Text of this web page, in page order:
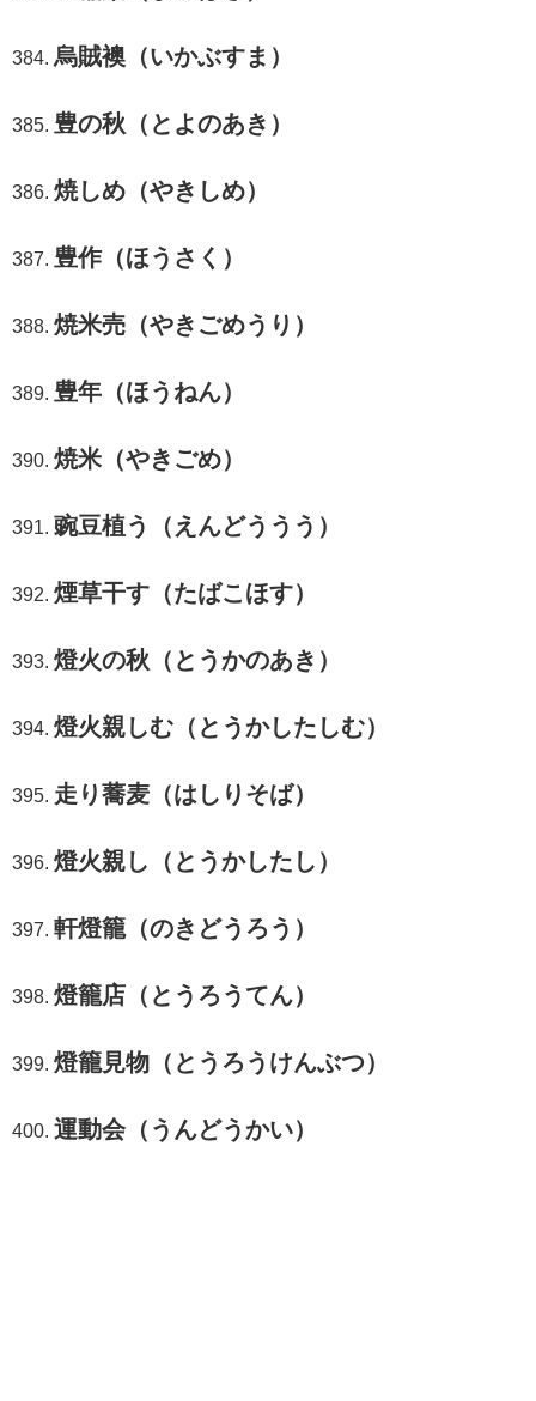
烏賊襖（いかぶすま）
豊の秋（とよのあき）
焼しめ（やきしめ）
豊作（ほうさく）
焼米売（やきごめうり）
豊年（ほうねん）
焼米（やきごめ）
豌豆植う（えんどううう）
煙草干す（たばこほす）
燈火の秋（とうかのあき）
燈火親しむ（とうかしたしむ）
走り蕎麦（はしりそば）
燈火親し（とうかしたし）
軒燈籠（のきどうろう）
燈籠店（とうろうてん）
燈籠見物（とうろうけんぶつ）
運動会（うんどうかい）